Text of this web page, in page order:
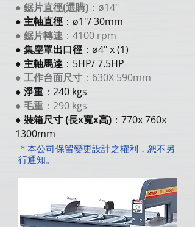
● 鋸片直徑(選購) ： ø14"
● 主軸直徑 ： ø1"/ 30mm
● 鋸片轉速 ： 4100 rpm
● 集塵罩出口徑 ： ø4" x (1)
● 主軸馬達 ： 5HP/ 7.5HP
● 工作台面尺寸 ： 630X 590mm
● 淨重 ： 240 kgs
● 毛重 ： 290 kgs
● 裝箱尺寸 (長x寬x高) ： 770x 760x
1300mm
＊本公司保留變更設計之權利，恕不另
行通知。